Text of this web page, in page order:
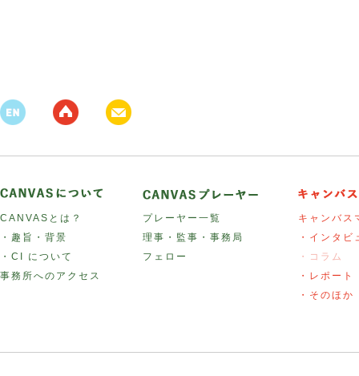
CANVASとは？
・趣旨・背景
・CI について
事務所へのアクセス
プレーヤー一覧
理事・監事・事務局
フェロー
キャンバス
・インタビ
・コラム
・レポート
・そのほか